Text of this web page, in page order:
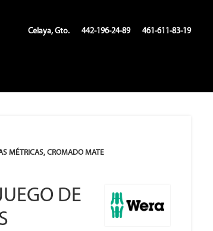
Celaya, Gto. 442-196-24-89 461-611-83-19
MÉTRICAS, CROMADO MATE
DE